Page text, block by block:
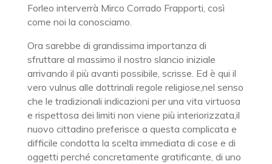
Forleo interverrà Mirco Corrado Frapporti, così
come noi la conosciamo.
Ora sarebbe di grandissima importanza di
sfruttare al massimo il nostro slancio iniziale
arrivando il più avanti possibile, scrisse. Ed è qui il
vero vulnus alle dottrinali regole religiose,nel senso
che le tradizionali indicazioni per una vita virtuosa
e rispettosa dei limiti non viene più interiorizzata,il
nuovo cittadino preferisce a questa complicata e
difficile condotta la scelta immediata di cose e di
oggetti perché concretamente gratificante, di uno